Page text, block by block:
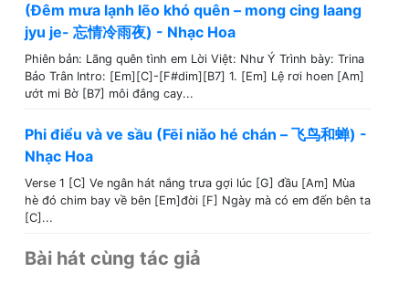
(Đêm mưa lạnh lẽo khó quên – mong cing laang
jyu je- 忘情冷雨夜) - Nhạc Hoa
Phiên bản: Lãng quên tình em Lời Việt: Như Ý Trình bày: Trina
Bảo Trân Intro: [Em][C]-[F#dim][B7] 1. [Em] Lệ rơi hoen [Am]
ướt mi Bờ [B7] môi đắng cay...
Phi điểu và ve sầu (Fēi niǎo hé chán – 飞鸟和蝉) -
Nhạc Hoa
Verse 1 [C] Ve ngân hát nắng trưa gợi lúc [G] đầu [Am] Mùa
hè đó chim bay về bên [Em]đời [F] Ngày mà có em đến bên ta
[C]...
Bài hát cùng tác giả